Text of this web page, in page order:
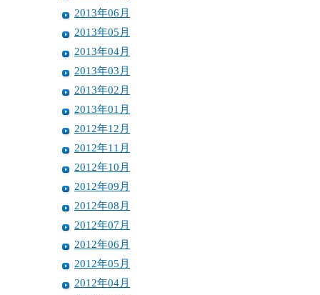
2013年06月
2013年05月
2013年04月
2013年03月
2013年02月
2013年01月
2012年12月
2012年11月
2012年10月
2012年09月
2012年08月
2012年07月
2012年06月
2012年05月
2012年04月